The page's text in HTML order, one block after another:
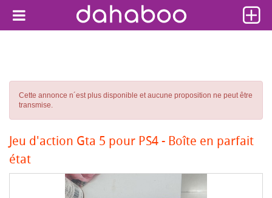
Cette annonce n´est plus disponible et aucune proposition ne peut être
transmise.
Jeu d'action Gta 5 pour PS4 - Boîte en parfait
état